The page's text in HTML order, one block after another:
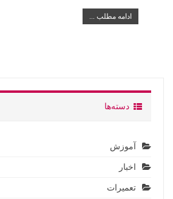
ادامه مطلب ...
دسته‌ها
آموزش
اخبار
تعمیرات